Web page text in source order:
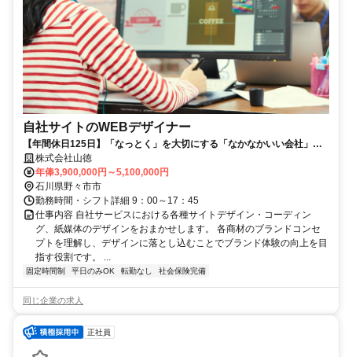
自社サイトのWEBデザイナー
【年間休日125日】「なっとく」を大切にする「なかなかいい会社」
【自社サイトのWEBデザイナー】
株式会社山徳
年俸3,900,000円～5,100,000円
石川県野々市市
勤務時間・シフト詳細 9：00～17：45
仕事内容 自社サービスにおける各種サイトデザイン・コーディン
グ、紙媒体のデザインをおまかせします。 各商材のブランドコンセ
プトを理解し、デザインに落とし込むことでブランド体験の向上を目
指す役割です。 ...
固定時間制 平日のみOK 転勤なし 社会保険完備
同じ企業の求人
正社員